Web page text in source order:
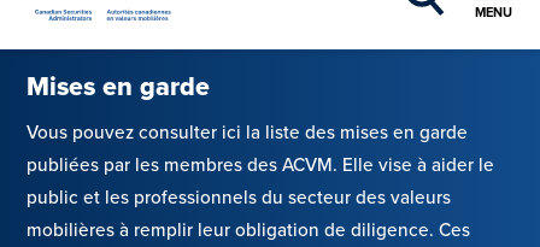
SHOW
MENU
Mises en garde
Vous pouvez consulter ici la liste des mises en garde
publiées par les membres des ACVM. Elle vise à aider le
public et les professionnels du secteur des valeurs
mobilières à remplir leur obligation de diligence. Ces